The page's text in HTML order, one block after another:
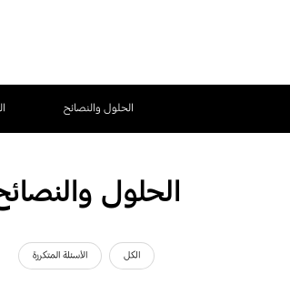
الحلول والنصائح
الحلول
الكل الأسئلة المتكررة